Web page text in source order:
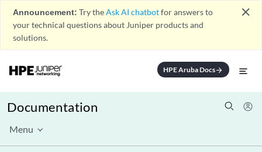
Announcement: Try theAsk AI chatbotfor answers to
your technical questions about Juniper products and
solutions.
close
HPE Aruba Docsarrow_forward
Documentation
Menu